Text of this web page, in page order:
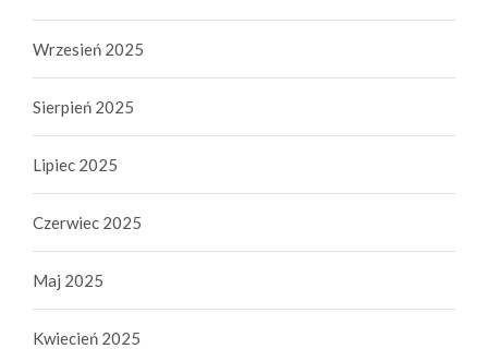
Wrzesień 2025
Sierpień 2025
Lipiec 2025
Czerwiec 2025
Maj 2025
Kwiecień 2025